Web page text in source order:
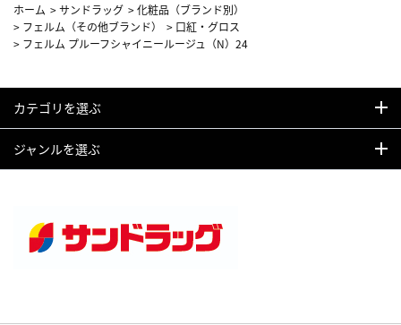
ホーム >サンドラッグ >化粧品（ブランド別）
> フェルム（その他ブランド） > 口紅・グロス
> フェルム プルーフシャイニールージュ（N）24
カテゴリを選ぶ
ジャンルを選ぶ